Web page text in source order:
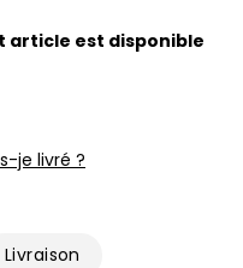
article est disponible
je livré ?
Livraison